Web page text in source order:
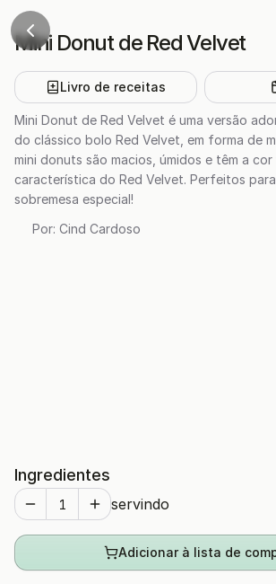
Mini Donut de Red Velvet
Livro de receitas
Mini Donut de Red Velvet é uma versão
do clássico bolo Red Velvet, em forma de
mini donuts são macios, úmidos e têm a
característica do Red Velvet. Perfeitos
sobremesa especial!
Por: Cind Cardoso
Ingredientes
servindo
Adicionar à lista de